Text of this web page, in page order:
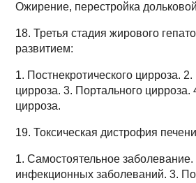
Ожирение, перестройка
18. Третья стадия жирового
развитием:
1. Постнекротического цирроза.
цирроза. 3. Портального цирроза.
цирроза.
19. Токсическая дистрофия
1. Самостоятельное
инфекционных заболеваний. 3.